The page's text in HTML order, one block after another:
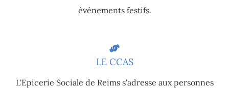
événements festifs.
LE CCAS
L'Epicerie Sociale de Reims s'adresse aux personnes